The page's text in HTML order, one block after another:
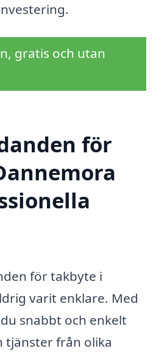
gratis och utan
för
för takbyte i
varit enklare. Med
snabbt och enkelt
tjänster från olika